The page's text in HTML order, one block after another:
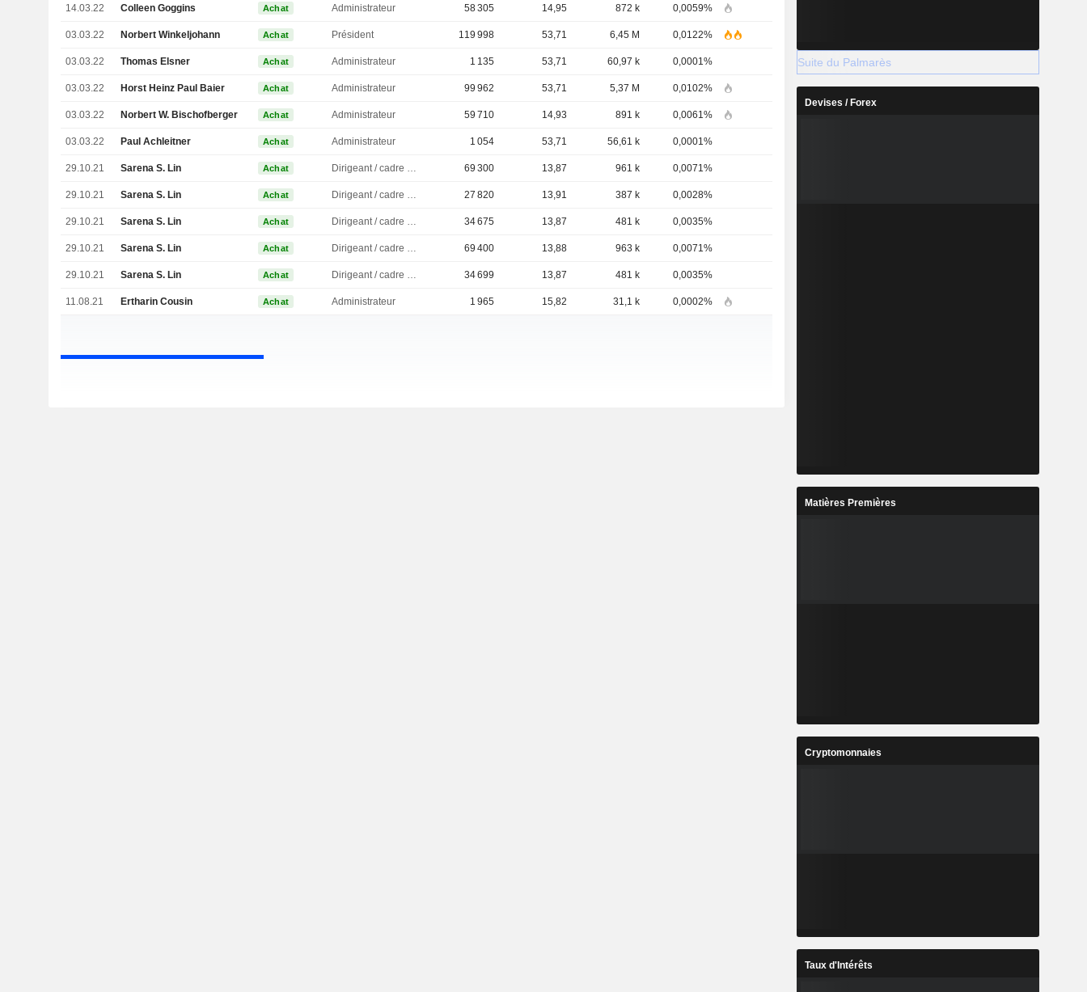
14.03.22 Colleen Goggins Achat Administrateur 58 305 14,95 872 k 0,0059%
03.03.22 Norbert Winkeljohann Achat Président 119 998 53,71 6,45 M 0,0122%
03.03.22 Thomas Elsner Achat Administrateur 1 135 53,71 60,97 k 0,0001%
03.03.22 Horst Heinz Paul Baier Achat Administrateur 99 962 53,71 5,37 M 0,0102%
03.03.22 Norbert W. Bischofberger Achat Administrateur 59 710 14,93 891 k 0,0061%
03.03.22 Paul Achleitner Achat Administrateur 1 054 53,71 56,61 k 0,0001%
29.10.21 Sarena S. Lin Achat Dirigeant / cadre principal 69 300 13,87 961 k 0,0071%
29.10.21 Sarena S. Lin Achat Dirigeant / cadre principal 27 820 13,91 387 k 0,0028%
29.10.21 Sarena S. Lin Achat Dirigeant / cadre principal 34 675 13,87 481 k 0,0035%
29.10.21 Sarena S. Lin Achat Dirigeant / cadre principal 69 400 13,88 963 k 0,0071%
29.10.21 Sarena S. Lin Achat Dirigeant / cadre principal 34 699 13,87 481 k 0,0035%
11.08.21 Ertharin Cousin Achat Administrateur 1 965 15,82 31,1 k 0,0002%
Suite du Palmarès
Devises / Forex
Matières Premières
Cryptomonnaies
Taux d'Intérêts